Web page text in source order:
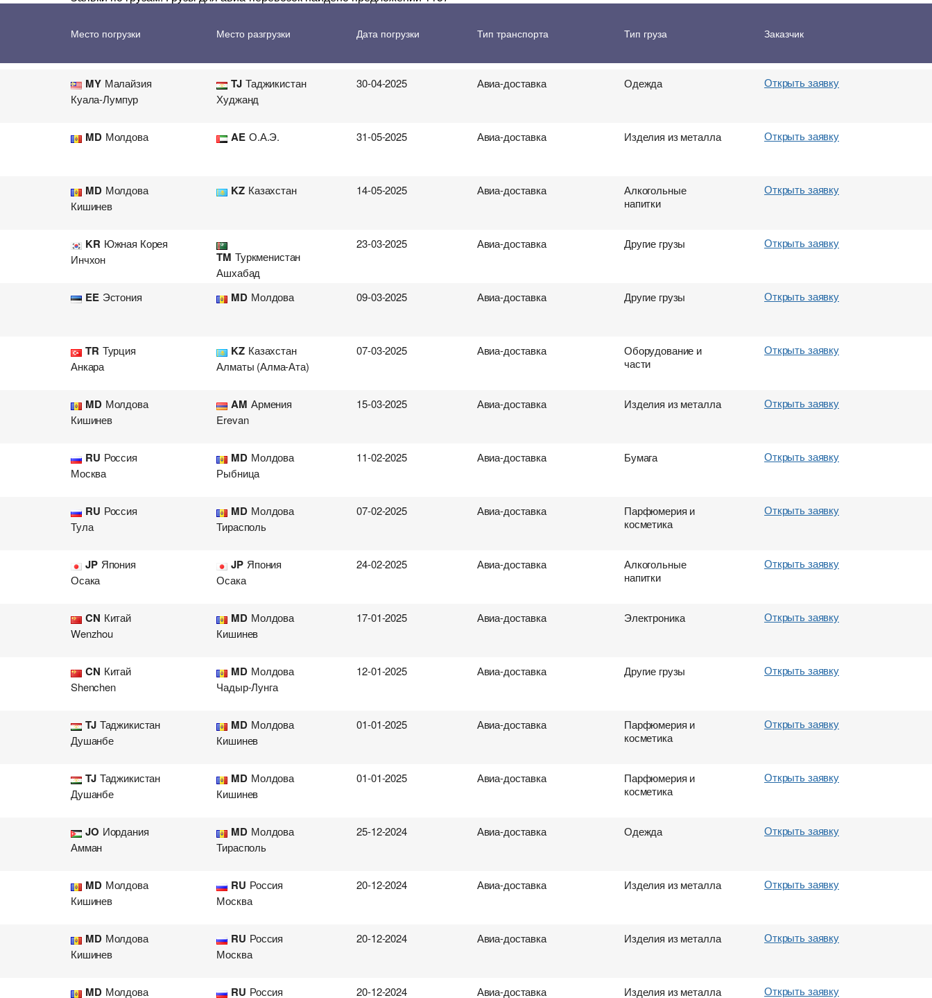
Добавить груз для авиа перевозок
Добавить транспорт для авиа перевозок
Место погрузки Место разгрузки Дата погрузки Тип транспорта Тип груза Заказчик
AE О.А.Э.
PT Португалия 10-05-2025 Авиа-доставка
Оборудование и
части
Открыть заявку
MY Малайзия
Куала-Лумпур
TJ Таджикистан
Худжанд
30-04-2025 Авиа-доставка Одежда Открыть заявку
MD Молдова AE О.А.Э. 31-05-2025 Авиа-доставка Изделия из металла Открыть заявку
MD Молдова
Кишинев
KZ Казахстан 14-05-2025 Авиа-доставка
Алкогольные
напитки
Открыть заявку
KR Южная Корея
Инчхон
TM Туркменистан
Ашхабад
23-03-2025 Авиа-доставка Другие грузы Открыть заявку
EE Эстония MD Молдова 09-03-2025 Авиа-доставка Другие грузы Открыть заявку
TR Турция
Анкара
KZ Казахстан
Алматы (Алма-Ата)
07-03-2025 Авиа-доставка
Оборудование и
части
Открыть заявку
MD Молдова
Кишинев
AM Армения
Erevan
15-03-2025 Авиа-доставка Изделия из металла Открыть заявку
RU Россия
Москва
MD Молдова
Рыбница
11-02-2025 Авиа-доставка Бумага Открыть заявку
RU Россия
Тула
MD Молдова
Тирасполь
07-02-2025 Авиа-доставка
Парфюмерия и
косметика
Открыть заявку
JP Япония
Осака
JP Япония
Осака
24-02-2025 Авиа-доставка
Алкогольные
напитки
Открыть заявку
CN Китай
Wenzhou
MD Молдова
Кишинев
17-01-2025 Авиа-доставка Электроника Открыть заявку
CN Китай
Shenchen
MD Молдова
Чадыр-Лунга
12-01-2025 Авиа-доставка Другие грузы Открыть заявку
TJ Таджикистан
Душанбе
MD Молдова
Кишинев
01-01-2025 Авиа-доставка
Парфюмерия и
косметика
Открыть заявку
TJ Таджикистан
Душанбе
MD Молдова
Кишинев
01-01-2025 Авиа-доставка
Парфюмерия и
косметика
Открыть заявку
JO Иордания
Амман
MD Молдова
Тирасполь
25-12-2024 Авиа-доставка Одежда Открыть заявку
MD Молдова
Кишинев
RU Россия
Москва
20-12-2024 Авиа-доставка Изделия из металла Открыть заявку
MD Молдова
Кишинев
RU Россия
Москва
20-12-2024 Авиа-доставка Изделия из металла Открыть заявку
MD Молдова
RU Россия
20-12-2024 Авиа-доставка Изделия из металла Открыть заявку
Страна загрузки Город загрузки Страна выгрузки Город выгрузки
Страна загрузки Город загрузки Страна выгрузки Город выгрузки